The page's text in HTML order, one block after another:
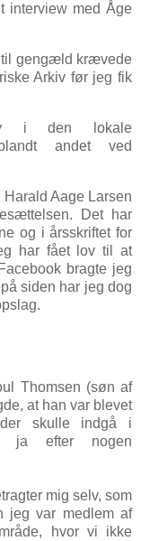
interview med Åge
til gengæld krævede
Arkiv før jeg fik
i den lokale
andet ved
Harald Aage Larsen
Det har
og i årsskriftet for
har fået lov til at
bragte jeg
siden har jeg dog
Thomsen (søn af
at han var blevet
skulle indgå i
ja efter nogen
mig selv, som
jeg var medlem af
hvor vi ikke